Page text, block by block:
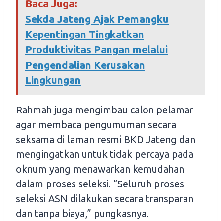
Baca Juga:
Sekda Jateng Ajak Pemangku
Kepentingan Tingkatkan
Produktivitas Pangan melalui
Pengendalian Kerusakan
Lingkungan
Rahmah juga mengimbau calon pelamar
agar membaca pengumuman secara
seksama di laman resmi BKD Jateng dan
mengingatkan untuk tidak percaya pada
oknum yang menawarkan kemudahan
dalam proses seleksi. “Seluruh proses
seleksi ASN dilakukan secara transparan
dan tanpa biaya,” pungkasnya.